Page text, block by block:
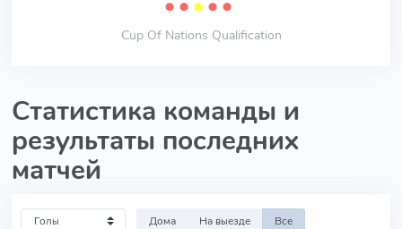
⬤ ⬤ ⬤ ⬤ ⬤
Cup Of Nations Qualification
Статистика команды и
результаты последних
матчей
Дома На выезде Все